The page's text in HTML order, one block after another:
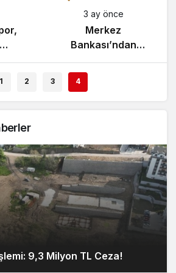
3 ay önce
Merkez
Bankası’ndan
Açıklaması
1 2 3 4
9,3 Milyon TL Ceza!